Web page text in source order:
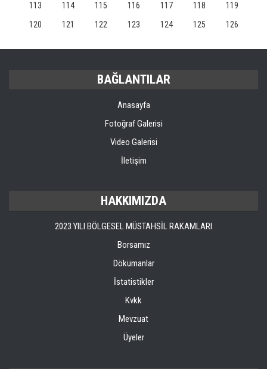
113
114 115 116 117 118
119
120
121 122 123 124 125 126
BAĞLANTILAR
Anasayfa
Fotoğraf Galerisi
Video Galerisi
İletişim
HAKKIMIZDA
2023 YILI BÖLGESEL MÜSTAHSİL RAKAMLARI
Borsamız
Dökümanlar
İstatistikler
Kvkk
Mevzuat
Üyeler